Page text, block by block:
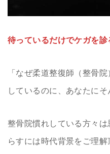
待っているだけでケガを
「なぜ柔道整復師（整骨
しているのに、あなたにそ
整骨院慣れしている方々
らすには時代背景をご理